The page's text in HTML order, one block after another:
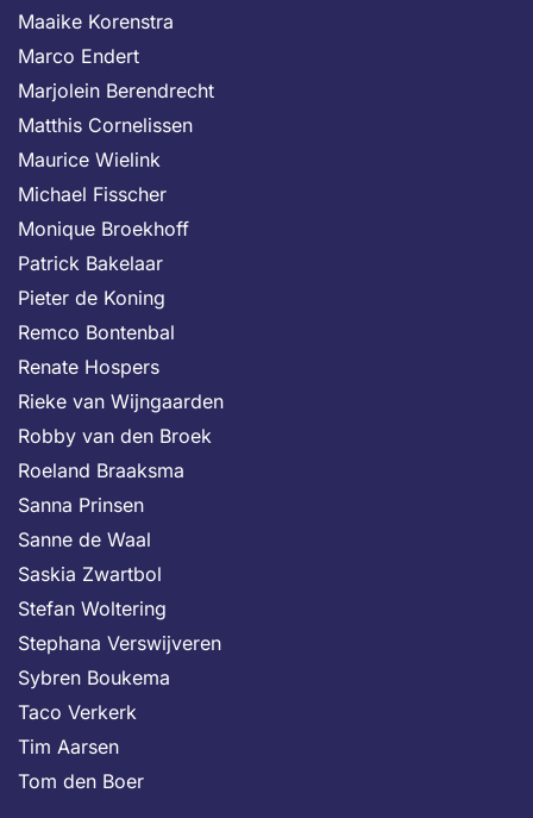
Maaike Korenstra
Marco Endert
Marjolein Berendrecht
Matthis Cornelissen
Maurice Wielink
Michael Fisscher
Monique Broekhoff
Patrick Bakelaar
Pieter de Koning
Remco Bontenbal
Renate Hospers
Rieke van Wijngaarden
Robby van den Broek
Roeland Braaksma
Sanna Prinsen
Sanne de Waal
Saskia Zwartbol
Stefan Woltering
Stephana Verswijveren
Sybren Boukema
Taco Verkerk
Tim Aarsen
Tom den Boer